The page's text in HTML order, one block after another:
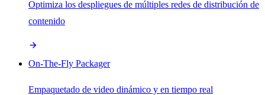
Optimiza los despliegues de múltiples redes de distribución de
contenido
On-The-Fly Packager
Empaquetado de video dinámico y en tiempo real